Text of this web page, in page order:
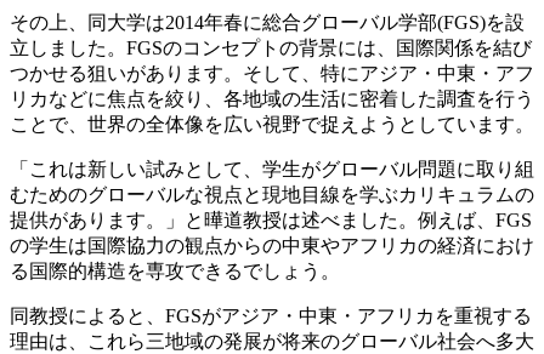
その上、同大学は2014年春に総合グローバル学部(FGS)を設
立しました。FGSのコンセプトの背景には、国際関係を結び
つかせる狙いがあります。そして、特にアジア・中東・アフ
リカなどに焦点を絞り、各地域の生活に密着した調査を行う
ことで、世界の全体像を広い視野で捉えようとしています。
「これは新しい試みとして、学生がグローバル問題に取り組
むためのグローバルな視点と現地目線を学ぶカリキュラムの
提供があります。」と曄道教授は述べました。例えば、FGS
の学生は国際協力の観点からの中東やアフリカの経済におけ
る国際的構造を専攻できるでしょう。
同教授によると、FGSがアジア・中東・アフリカを重視する
理由は、これら三地域の発展が将来のグローバル社会へ多大